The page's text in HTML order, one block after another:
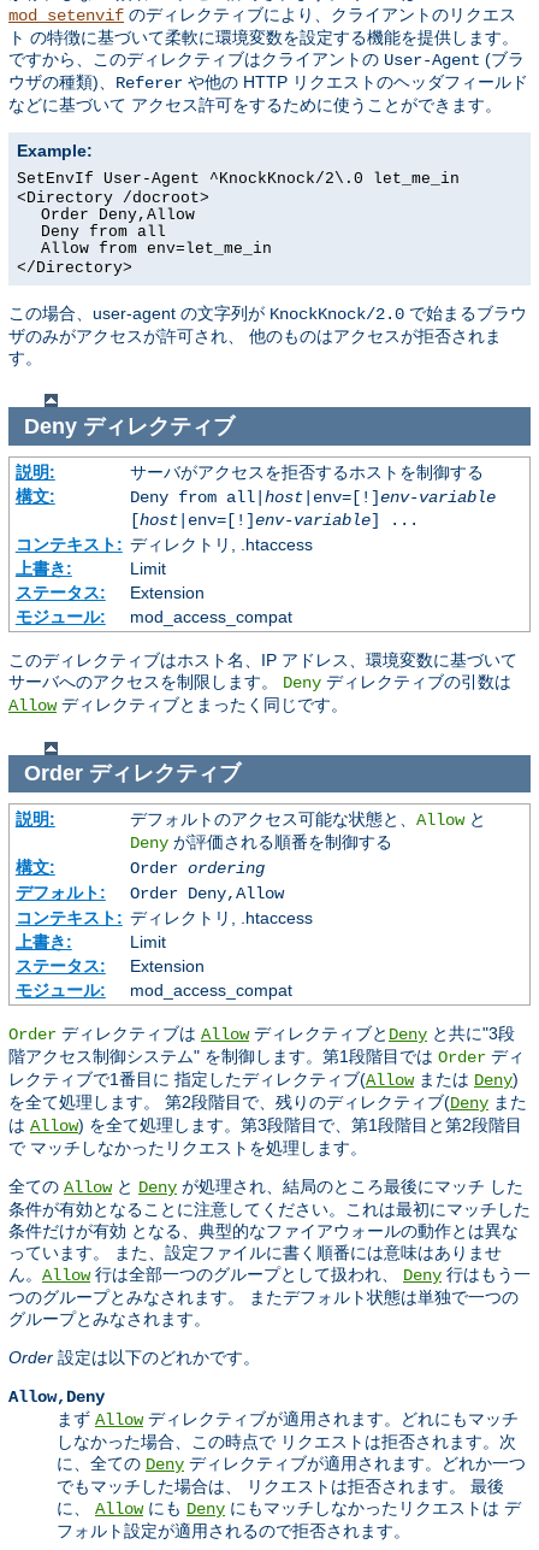
mod_setenvif のディレクティブにより、クライアントのリクエス
ト の特徴に基づいて柔軟に環境変数を設定する機能を提供します。
ですから、このディレクティブはクライアントの User-Agent (ブラ
ウザの種類)、 Referer や他の HTTP リクエストのヘッダフィールド
などに基づいて アクセス許可をするために使うことができます。
Example:
SetEnvIf User-Agent ^KnockKnock/2\.0 let_me_in
<Directory /docroot>
Order Deny,Allow
Deny from all
Allow from env=let_me_in
</Directory>
この場合、user-agent の文字列が KnockKnock/2.0 で始まるブラウ
ザのみがアクセスが許可され、 他のものはアクセスが拒否されま
す。
Denyディレクティブ
説明:
サーバがアクセスを拒否するホストを制御する
構文:
Deny from all|host|env=[!]env-variable
[host|env=[!]env-variable] ...
コンテキスト: ディレクトリ, .htaccess
上書き:
Limit
ステータス:
Extension
モジュール:
mod_access_compat
このディレクティブはホスト名、IP アドレス、環境変数に基づいて
サーバへのアクセスを制限します。 Deny ディレクティブの引数は
Allowディレクティブとまったく同じです。
Orderディレクティブ
説明: デフォルトのアクセス可能な状態と、 Allowと
Denyが評価される順番を制御する
構文:
Order ordering
デフォルト:
Order Deny,Allow
コンテキスト: ディレクトリ, .htaccess
上書き:
Limit
ステータス:
Extension
モジュール:
mod_access_compat
Order ディレクティブは Allowディレクティブと Deny と共に"3段
階アクセス制御システム" を制御します。第1段階目では Order ディ
レクティブで1番目に 指定したディレクティブ(Allowまたは Deny)
を全て処理します。 第2段階目で、残りのディレクティブ(Deny また
は Allow) を全て処理します。第3段階目で、第1段階目と第2段階目
で マッチしなかったリクエストを処理します。
全ての Allowと Deny が処理され、結局のところ最後にマッチ した
条件が有効となることに注意してください。これは最初にマッチした
条件だけが有効 となる、典型的なファイアウォールの動作とは異な
っています。 また、設定ファイルに書く順番には意味はありませ
ん。 Allow行は全部一つのグループとして扱われ、 Deny 行はもう一
つのグループとみなされます。 またデフォルト状態は単独で一つの
グループとみなされます。
Order 設定は以下のどれかです。
Allow,Deny
まず Allowディレクティブが適用されます。どれにもマッチ
しなかった場合、この時点で リクエストは拒否されます。次
に、全ての Deny ディレクティブが適用されます。どれか一つ
でもマッチした場合は、 リクエストは拒否されます。 最後
に、 Allowにも Deny にもマッチしなかったリクエストは デ
フォルト設定が適用されるので拒否されます。